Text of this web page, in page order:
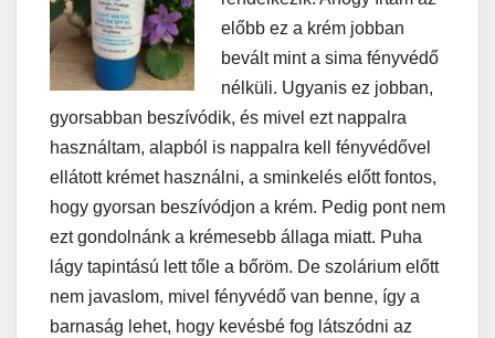
előbb ez a krém jobban
bevált mint a sima fényvédő
nélküli. Ugyanis ez jobban,
gyorsabban beszívódik, és mivel ezt nappalra
használtam, alapból is nappalra kell fényvédővel
ellátott krémet használni, a sminkelés előtt fontos,
hogy gyorsan beszívódjon a krém. Pedig pont nem
ezt gondolnánk a krémesebb állaga miatt. Puha
lágy tapintású lett tőle a bőröm. De szolárium előtt
nem javaslom, mivel fényvédő van benne, így a
barnaság lehet, hogy kevésbé fog látszódni az